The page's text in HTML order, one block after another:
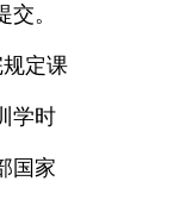
。
规定课
学时
国家